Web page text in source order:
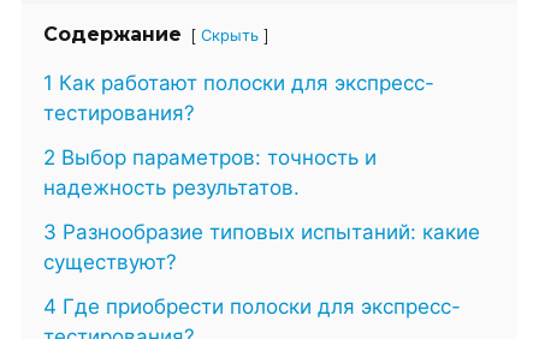
Содержание [ Скрыть ]
1 Как работают полоски для экспресс-
тестирования?
2 Выбор параметров: точность и
надежность результатов.
3 Разнообразие типовых испытаний: какие
существуют?
4 Где приобрести полоски для экспресс-